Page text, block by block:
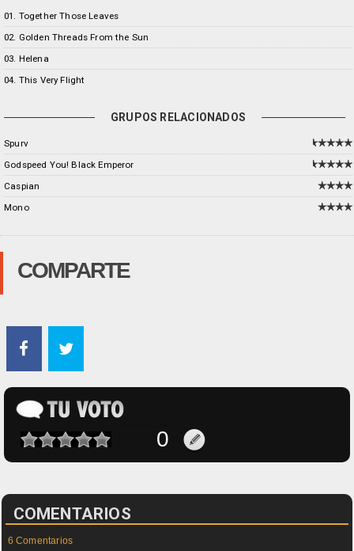
01. Together Those Leaves
02. Golden Threads From the Sun
03. Helena
04. This Very Flight
GRUPOS RELACIONADOS
Spurv
Godspeed You! Black Emperor
Caspian
Mono
COMPARTE
COMENTARIOS
6 Comentarios